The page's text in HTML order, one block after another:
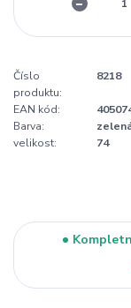
Číslo
produktu:
8218
EAN kód:
Barva:
velikost:
74